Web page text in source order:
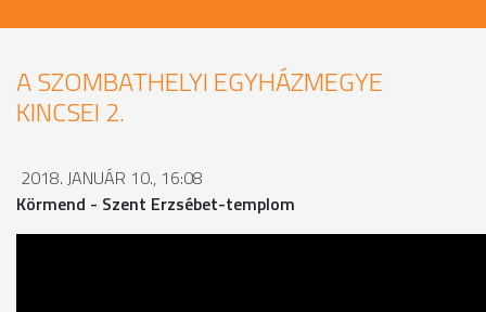
A SZOMBATHELYI EGYHÁZMEGYE
KINCSEI 2.
2018. JANUÁR 10., 16:08
Körmend - Szent Erzsébet-templom